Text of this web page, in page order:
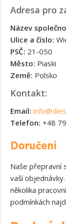
Adresa pro
Název
Ulice a číslo:
PSČ: 21-050
Město: Piaski
Země: Polsko
Kontakt:
Email:
Telefon: +48
Doručení
Naše přepravní
vaší
několika
podmínkách